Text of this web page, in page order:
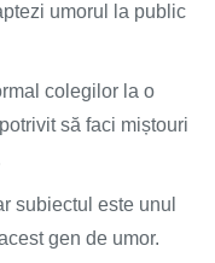
umorul la public
colegilor la o
să faci miștouri
subiectul este unul
gen de umor.